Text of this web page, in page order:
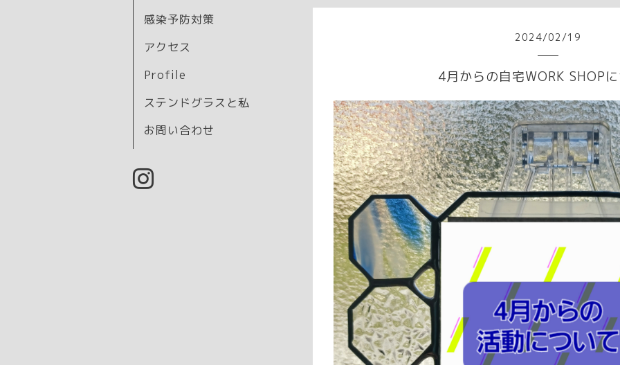
感染予防対策
アクセス
Profile
ステンドグラスと私
お問い合わせ
2024/02 /19
4月からの自宅WORK SHOP